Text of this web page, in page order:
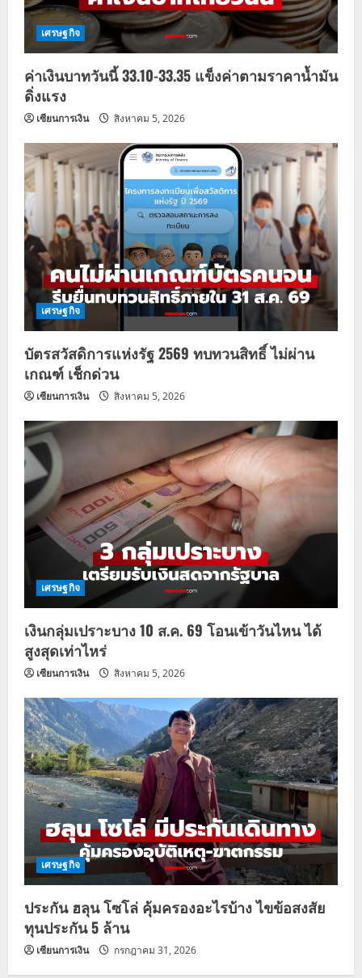
เศรษฐกิจ
ค่าเงินบาทวันนี้ 33.10-33.35 แข็งค่าตามราคาน้ำมัน
ดิ่งแรง
เซียนการเงิน สิงหาคม 5, 2026
เศรษฐกิจ
บัตรสวัสดิการแห่งรัฐ 2569 ทบทวนสิทธิ์ ไม่ผ่าน
เกณฑ์ เช็กด่วน
เซียนการเงิน สิงหาคม 5, 2026
เศรษฐกิจ
เงินกลุ่มเปราะบาง 10 ส.ค. 69 โอนเข้าวันไหน ได้
สูงสุดเท่าไหร่
เซียนการเงิน สิงหาคม 5, 2026
เศรษฐกิจ
ประกัน ฮลุน โซโล่ คุ้มครองอะไรบ้าง ไขข้อสงสัย
ทุนประกัน 5 ล้าน
เซียนการเงิน กรกฎาคม 31, 2026